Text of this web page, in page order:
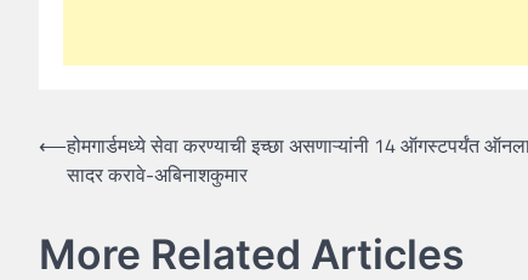
Post
navigation
⟵होमगार्डमध्ये सेवा करण्याची इच्छा असणाऱ्यांनी 14 ऑगस्टपर्यंत
सादर करावे-अबिनाशकुमार
More Related Articles